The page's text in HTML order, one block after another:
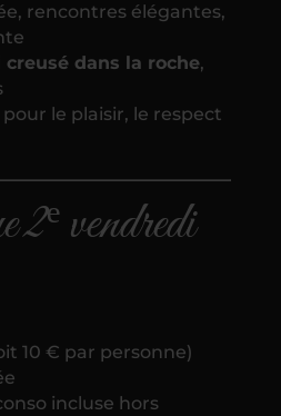
rencontres élégantes,
creusé dans la roche,
le plaisir, le respect
vendredi
10 € par personne)
incluse hors